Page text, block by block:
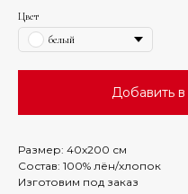
Цвет
белый
Добавить
Размер: 40х200 см
Состав: 100% лён/хлопок
Изготовим под заказ